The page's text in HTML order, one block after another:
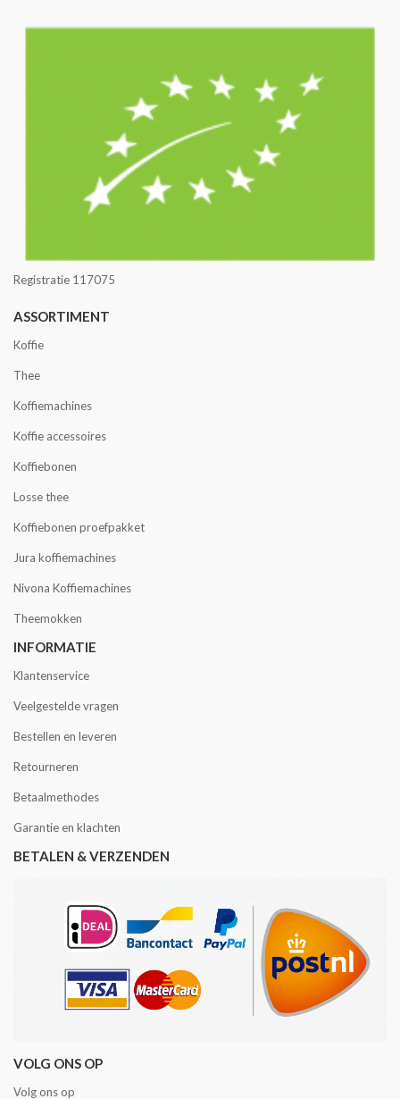
Registratie 117075
ASSORTIMENT
Koffie
Thee
Koffiemachines
Koffie accessoires
Koffiebonen
Losse thee
Koffiebonen proefpakket
Jura koffiemachines
Nivona Koffiemachines
Theemokken
INFORMATIE
Klantenservice
Veelgestelde vragen
Bestellen en leveren
Retourneren
Betaalmethodes
Garantie en klachten
BETALEN & VERZENDEN
VOLG ONS OP
Volg ons op